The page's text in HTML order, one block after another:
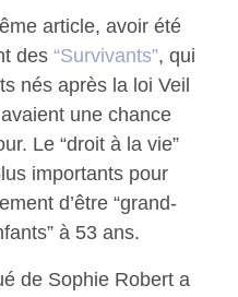
article, avoir été
des “Survivants”, qui
nés après la loi Veil
une chance
Le “droit à la vie”
importants pour
d’être “grand-
à 53 ans.
de Sophie Robert a